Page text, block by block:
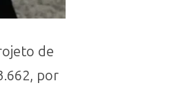
de
por